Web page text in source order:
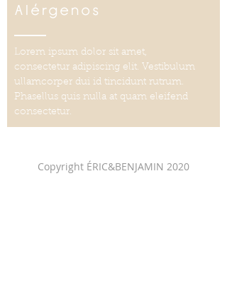
Alérgenos
Lorem ipsum dolor sit amet,
consectetur adipiscing elit. Vestibulum
ullamcorper dui id tincidunt rutrum.
Phasellus quis nulla at quam eleifend
consectetur.
Copyright ÉRIC&BENJAMIN 2020